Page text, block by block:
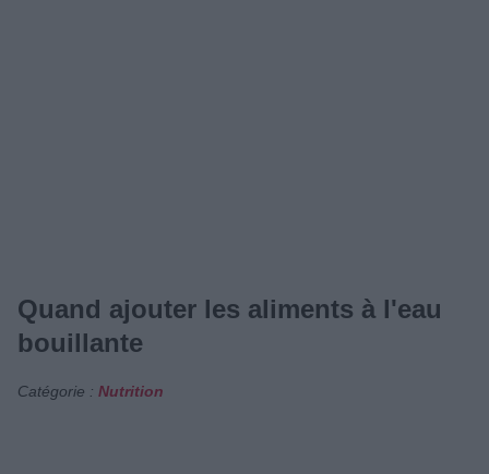
Quand ajouter les aliments à l'eau
bouillante
Catégorie : Nutrition